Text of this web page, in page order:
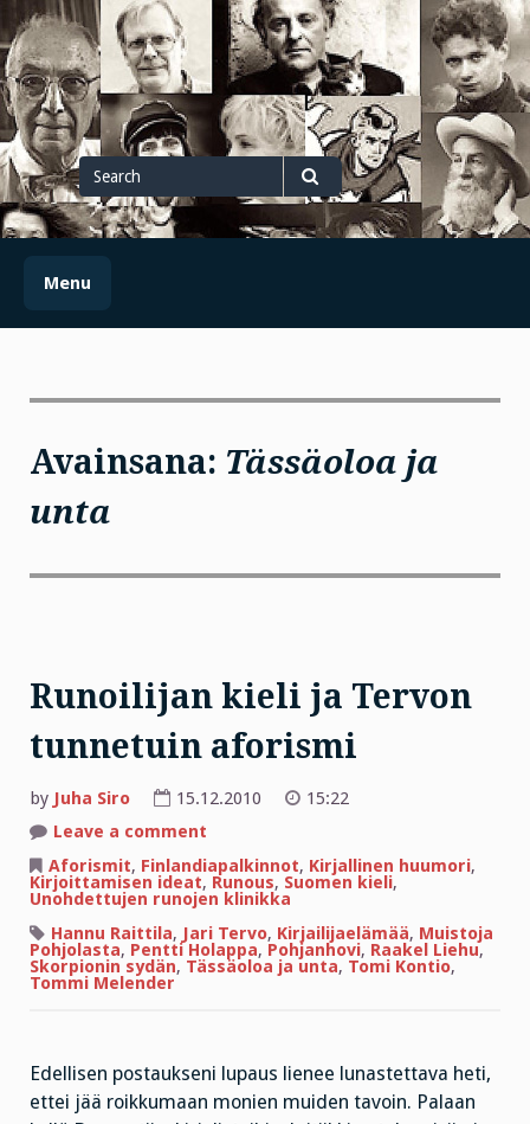
Skip
to
content
Search
for
Search
Menu
Avainsana: Tässäoloa ja
unta
Runoilijan kieli ja Tervon
tunnetuin aforismi
by Juha Siro 15.12.2010
15:22
Leave a comment
kieli
ja
Tervon
aforismi
Aforismit, Finlandiapalkinnot, Kirjallinen huumori,
Kirjoittamisen ideat, Runous, Suomen kieli,
Unohdettujen runojen klinikka
Hannu Raittila, Jari Tervo, Kirjailijaelämää, Muistoja
Pohjolasta, Pentti Holappa, Pohjanhovi, Raakel Liehu,
Skorpionin sydän, Tässäoloa ja unta, Tomi Kontio,
Tommi Melender
Edellisen postaukseni lupaus lienee lunastettava heti,
ettei jää roikkumaan monien muiden tavoin. Palaan